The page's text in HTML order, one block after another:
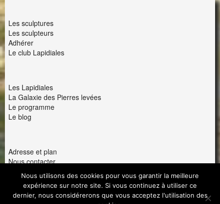
Les sculptures
Les sculpteurs
Adhérer
Le club Lapidiales
Les Lapidiales
La Galaxie des Pierres levées
Le programme
Le blog
Adresse et plan
Nous contacter
Ils parlent de nous
Partenaires
Politique de confidentialité
Nous utilisons des cookies pour vous garantir la meilleure
expérience sur notre site. Si vous continuez à utiliser ce
dernier, nous considérerons que vous acceptez l'utilisation des